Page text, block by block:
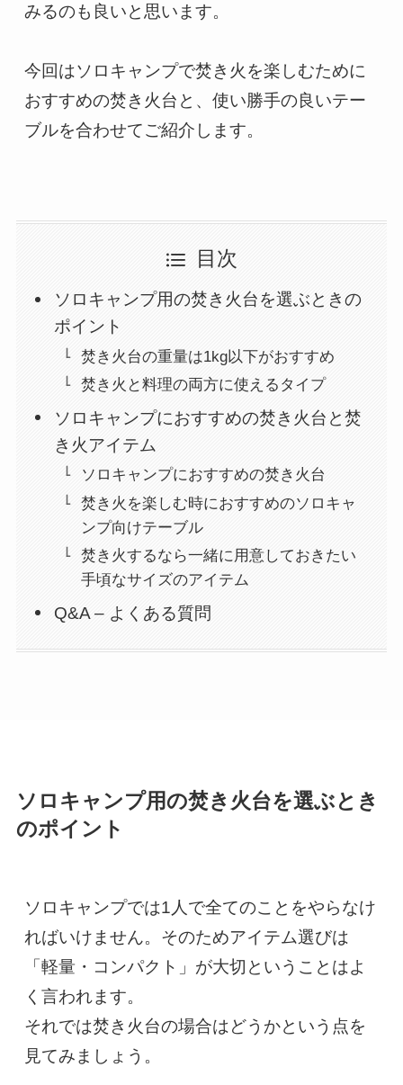
みるのも良いと思います。
今回はソロキャンプで焚き火を楽しむために
おすすめの焚き火台と、使い勝手の良いテー
ブルを合わせてご紹介します。
目次
ソロキャンプ用の焚き火台を選ぶときの
ポイント
焚き火台の重量は1kg以下がおすすめ
焚き火と料理の両方に使えるタイプ
ソロキャンプにおすすめの焚き火台と焚
き火アイテム
ソロキャンプにおすすめの焚き火台
焚き火を楽しむ時におすすめのソロキャ
ンプ向けテーブル
焚き火するなら一緒に用意しておきたい
手頃なサイズのアイテム
Q&A – よくある質問
ソロキャンプ用の焚き火台を選ぶとき
のポイント
ソロキャンプでは1人で全てのことをやらなけ
ればいけません。そのためアイテム選びは
「軽量・コンパクト」が大切ということはよ
く言われます。
それでは焚き火台の場合はどうかという点を
見てみましょう。